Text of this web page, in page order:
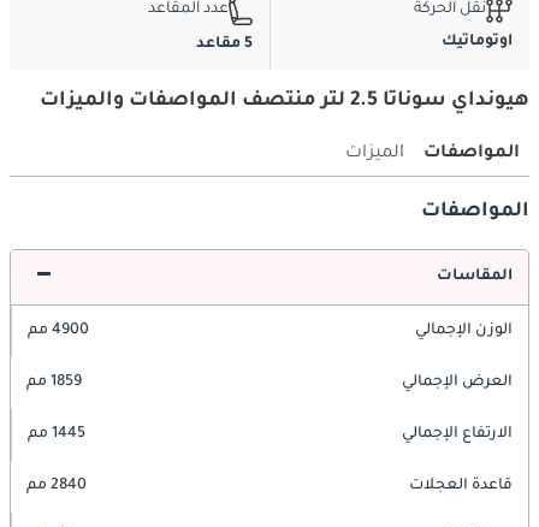
نقل الحركة
اوتوماتيك
عدد المقاعد
5 مقاعد
هيونداي سوناتا 2.5 لتر منتصف المواصفات والميزات
المواصفات الميزات
المواصفات
المقاسات
الوزن الإجمالي 4900 مم
العرض الإجمالي 1859 مم
الارتفاع الإجمالي 1445 مم
قاعدة العجلات 2840 مم